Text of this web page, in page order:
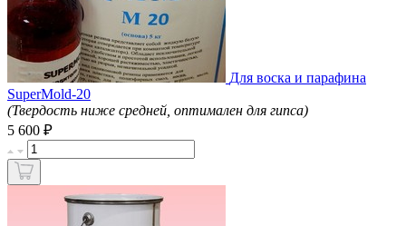
Для воска и парафина
SuperMold-20
(Твердость ниже средней, оптимален для гипса)
5 600 ₽